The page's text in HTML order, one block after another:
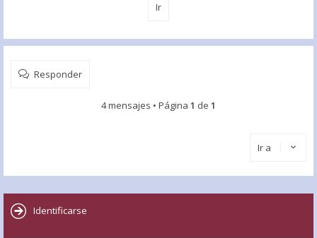
Responder
4 mensajes • Página 1 de 1
Ir a
Identificarse